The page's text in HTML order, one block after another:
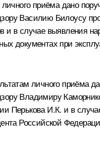
приёма дано
Василию Билоусу
и в случае выявления
документах при
личного приёма
Владимиру
Перькова И.К. и в
Российской